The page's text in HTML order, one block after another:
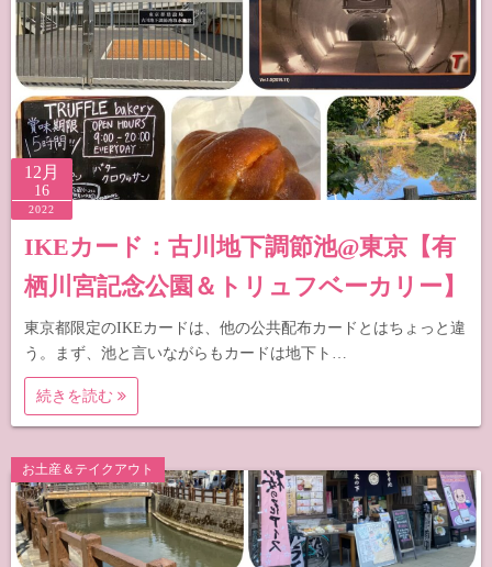
12月
16
2022
IKEカード：古川地下調節池@東京【有
栖川宮記念公園＆トリュフベーカリー】
東京都限定のIKEカードは、他の公共配布カードとはちょっと違
う。まず、池と言いながらもカードは地下ト…
続きを読む
お土産＆テイクアウト